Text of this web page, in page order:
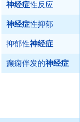
神经症性反应
神经症性抑郁
抑郁性神经症
癫痫伴发的神经症